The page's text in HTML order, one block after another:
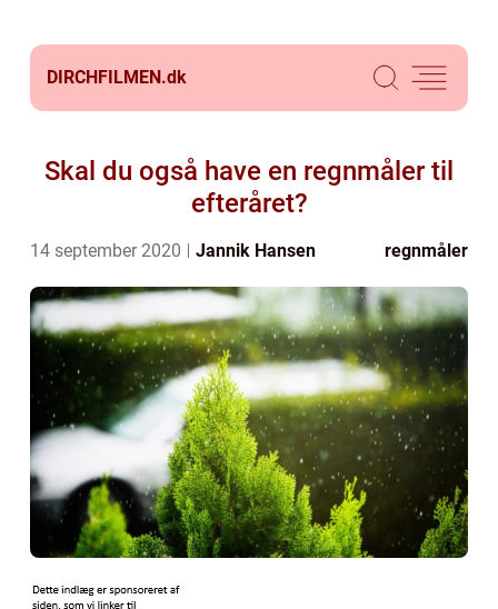
DIRCHFILMEN.dk
Skal du også have en regnmåler til
efteråret?
14 september 2020 Jannik Hansen regnmåler